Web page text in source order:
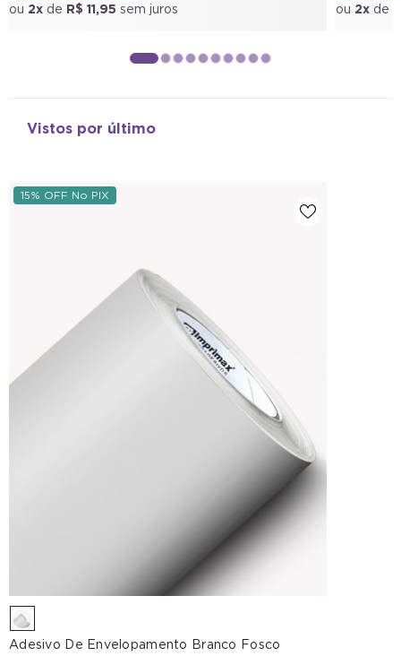
ou 2x de R$ 11,95 sem juros ou 2x de
Vistos por último
15% OFF No PIX
Adesivo De Envelopamento Branco Fosco